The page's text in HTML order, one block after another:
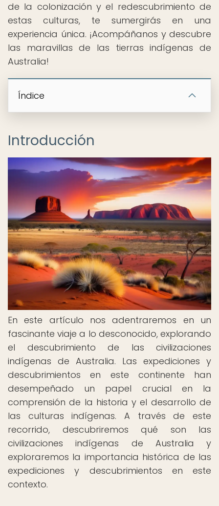
de la colonización y el redescubrimiento de
estas culturas, te sumergirás en una
experiencia única. ¡Acompáñanos y descubre
las maravillas de las tierras indígenas de
Australia!
Índice
Introducción
En este artículo nos adentraremos en un
fascinante viaje a lo desconocido, explorando
el descubrimiento de las civilizaciones
indígenas de Australia. Las expediciones y
descubrimientos en este continente han
desempeñado un papel crucial en la
comprensión de la historia y el desarrollo de
las culturas indígenas. A través de este
recorrido, descubriremos qué son las
civilizaciones indígenas de Australia y
exploraremos la importancia histórica de las
expediciones y descubrimientos en este
contexto.